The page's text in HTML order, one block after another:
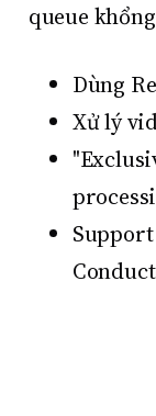
queue
Dùng
Xử lý